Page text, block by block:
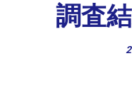
調査